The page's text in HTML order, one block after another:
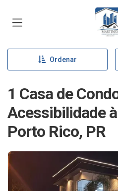
Ordenar
1 Casa de
Acessibilidade
Porto Rico, PR